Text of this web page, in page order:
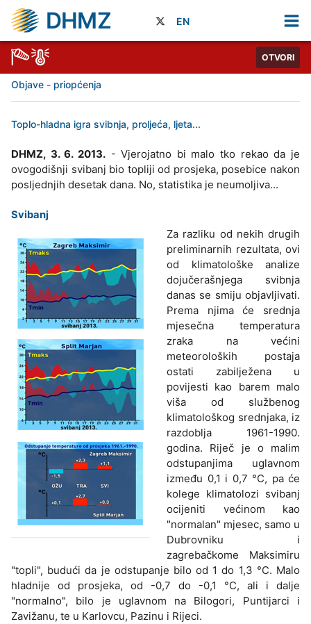
DHMZ EN
OTVORI
Objave - priopćenja
Toplo-hladna igra svibnja, proljeća, ljeta...
DHMZ, 3. 6. 2013.- Vjerojatno bi malo tko rekao da je
ovogodišnji svibanj bio topliji od prosjeka, posebice nakon
posljednjih desetak dana. No, statistika je neumoljiva...
Svibanj
Za razliku od nekih drugih
preliminarnih rezultata, ovi
od klimatološke analize
dojučerašnjega svibnja
danas se smiju objavljivati.
Prema njima će srednja
mjesečna temperatura
zraka na većini
meteoroloških postaja
ostati zabilježena u
povijesti kao barem malo
viša od službenog
klimatološkog srednjaka, iz
razdoblja 1961-1990.
godina. Riječ je o malim
odstupanjima uglavnom
između 0,1 i 0,7 °C, pa će
kolege klimatolozi svibanj
ocijeniti većinom kao
"normalan" mjesec, samo u
Dubrovniku i
zagrebačkome Maksimiru
"topli", budući da je odstupanje bilo od 1 do 1,3 °C. Malo
hladnije od prosjeka, od -0,7 do -0,1 °C, ali i dalje
"normalno", bilo je uglavnom na Bilogori, Puntijarci i
Zavižanu, te u Karlovcu, Pazinu i Rijeci.